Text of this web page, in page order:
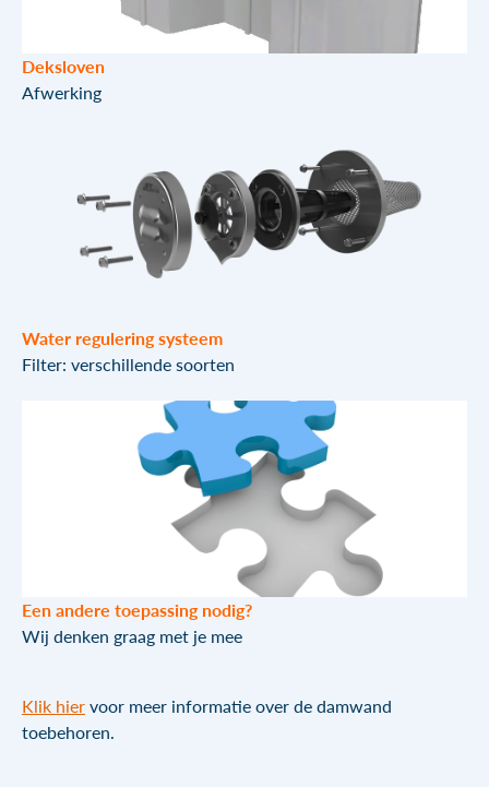
Deksloven
Afwerking
Water regulering systeem
Filter: verschillende soorten
Een andere toepassing nodig?
Wij denken graag met je mee
Klik hiervoor meer informatie over de damwand
toebehoren.